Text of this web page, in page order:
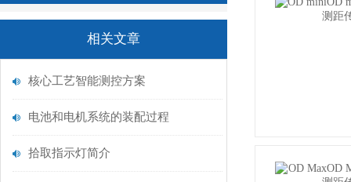
相关文章
核心工艺智能测控方案
电池和电机系统的装配过程
拾取指示灯简介